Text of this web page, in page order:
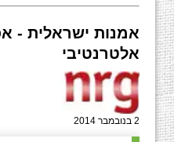
אמנות ישראלית -
אלטרנטיבי
2 בנובמבר 2014